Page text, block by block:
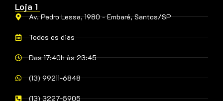
Loja 1
Av. Pedro Lessa, 1980 - Embaré, Santos/SP
Todos os dias
Das 17:40h às 23:45
(13) 99211-6848
(13) 3227-5905